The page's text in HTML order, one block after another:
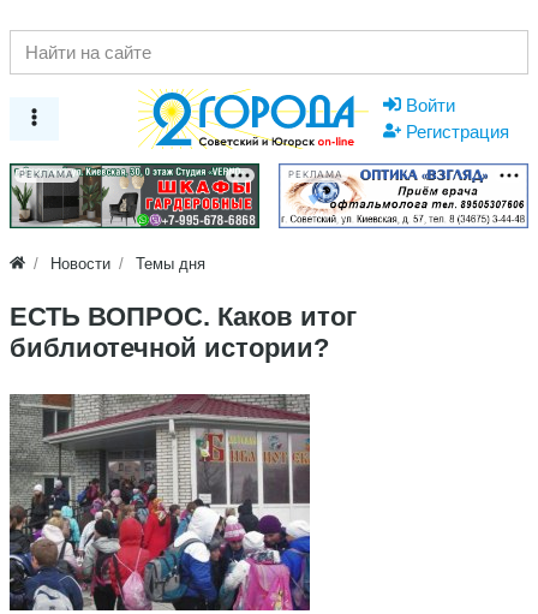
Войти
Регистрация
РЕКЛАМА РЕКЛАМА
Новости Темы дня
ЕСТЬ ВОПРОС. Каков итог
библиотечной истории?